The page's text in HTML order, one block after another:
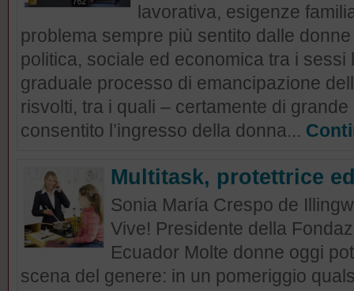
lavorativa, esigenze
problema sempre più sentito dalle
politica, sociale ed economica tra i
graduale processo di emancipazione
risvolti, tra i quali – certamente di
consentito l’ingresso della donna...
Multitask, protettrice
Sonia María Crespo de
Vive! Presidente della
Ecuador Molte donne oggi
scena del genere: in un pomeriggio